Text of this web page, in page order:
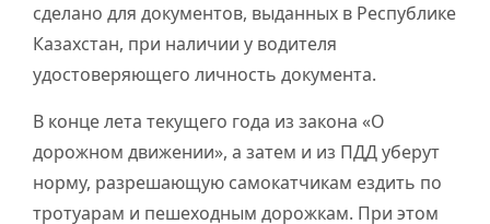
сделано для документов, выданных в Республике
Казахстан, при наличии у водителя
удостоверяющего личность документа.
В конце лета текущего года из закона «О
дорожном движении», а затем и из ПДД уберут
норму, разрешающую самокатчикам ездить по
тротуарам и пешеходным дорожкам. При этом